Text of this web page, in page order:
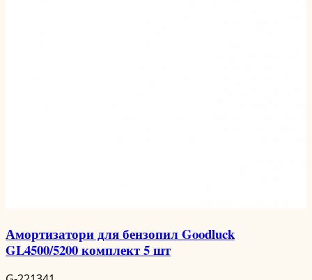
Амортизатори для бензопил Goodluck
GL4500/5200 комплект 5 шт